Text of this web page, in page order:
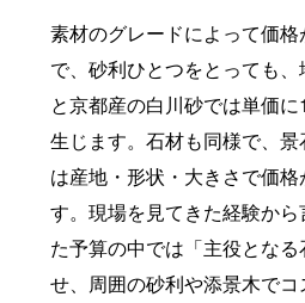
素材のグレードによって価
で、砂利ひとつをとっても
と京都産の白川砂では単価
生じます。石材も同様で、
は産地・形状・大きさで価
す。現場を見てきた経験か
た予算の中では「主役とな
せ、周囲の砂利や添景木で